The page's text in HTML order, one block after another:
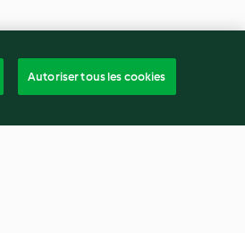
Autoriser tous les cookies